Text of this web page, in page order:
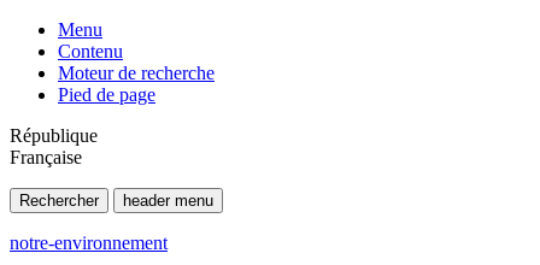
Menu
Contenu
Moteur de recherche
Pied de page
République
Française
Rechercher header menu
notre-environnement